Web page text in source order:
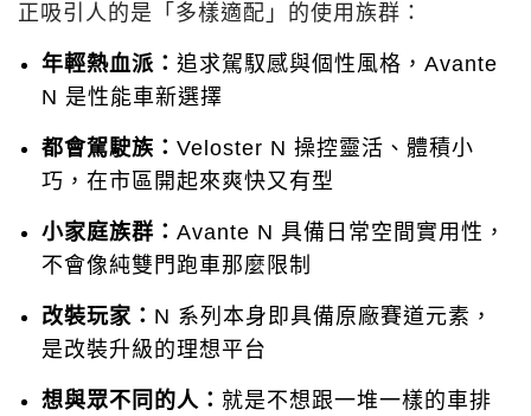
正吸引人的是「多樣適配」的使用族群：
年輕熱血派： 追求駕馭感與個性風格，Avante
N 是性能車新選擇
都會駕駛族： Veloster N 操控靈活、體積小
巧，在市區開起來爽快又有型
小家庭族群： Avante N 具備日常空間實用性，
不會像純雙門跑車那麼限制
改裝玩家： N 系列本身即具備原廠賽道元素，
是改裝升級的理想平台
想與眾不同的人： 就是不想跟一堆一樣的車排